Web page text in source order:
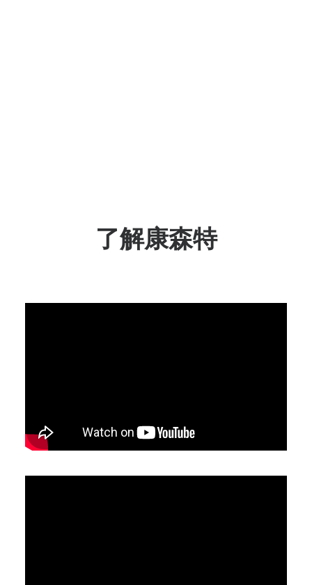
了解康森特